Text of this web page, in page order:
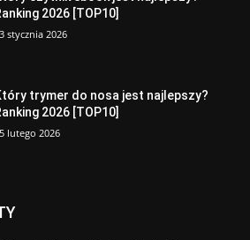
2026 [TOP10]
stycznia 2026
trymer do nosa jest najlepszy?
2026 [TOP10]
lutego 2026